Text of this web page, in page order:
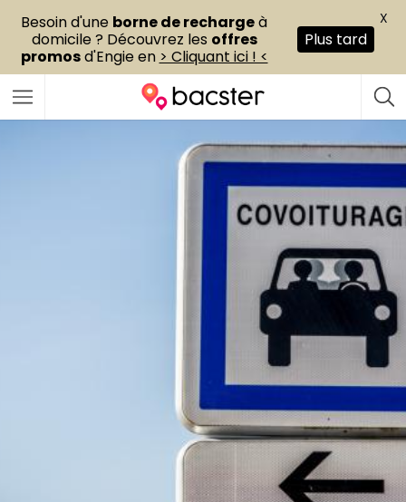
Besoin d'une borne de rechargeà
domicile ? Découvrez les offres
promosd'Engie en > Cliquant ici ! <
Plus tard
X